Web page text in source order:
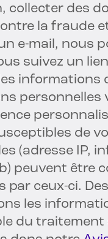
collecter des
la fraude
e-mail, nous
suivez un
informations
personnelles
de
(adresse IP,
peuvent être
par ceux-ci.
les
du